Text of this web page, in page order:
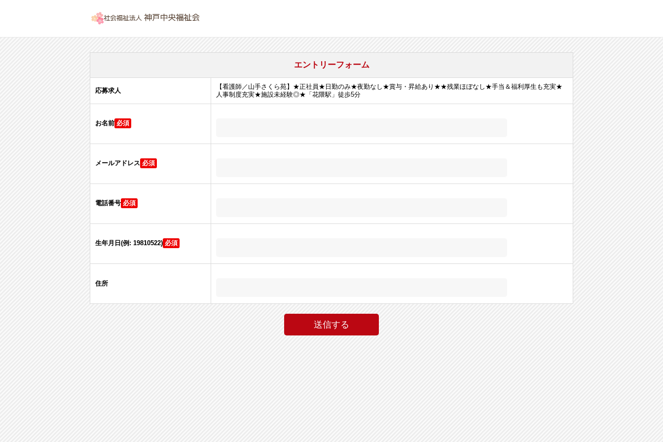
エントリーフォーム
応募求人
【看護師／山手さくら苑】★正社員★日勤のみ★夜勤なし★賞与・昇給あり★★残業ほぼなし★手当＆福利厚生も充実★
人事制度充実★施設未経験◎★「花隈駅」徒歩5分
お名前
メールアドレス
電話番号
生年月日(例: 19810522)
住所